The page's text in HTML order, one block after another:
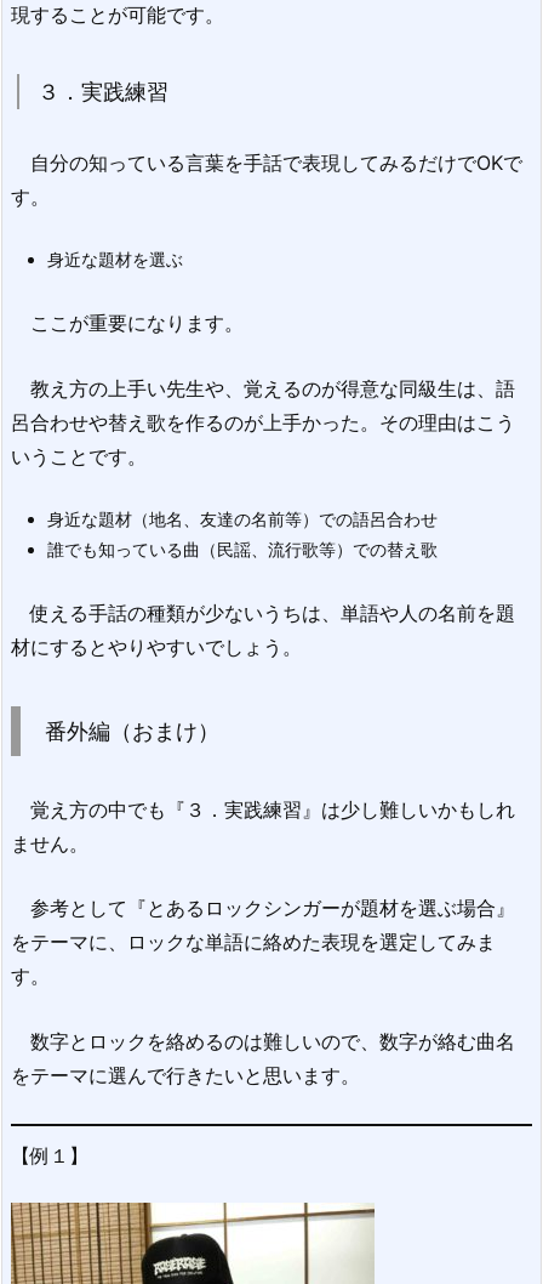
現することが可能です。
３．実践練習
自分の知っている言葉を手話で表現してみるだけでOKで
す。
身近な題材を選ぶ
ここが重要になります。
教え方の上手い先生や、覚えるのが得意な同級生は、語
呂合わせや替え歌を作るのが上手かった。その理由はこう
いうことです。
身近な題材（地名、友達の名前等）での語呂合わせ
誰でも知っている曲（民謡、流行歌等）での替え歌
使える手話の種類が少ないうちは、単語や人の名前を題
材にするとやりやすいでしょう。
番外編（おまけ）
覚え方の中でも『３．実践練習』は少し難しいかもしれ
ません。
参考として『とあるロックシンガーが題材を選ぶ場合』
をテーマに、ロックな単語に絡めた表現を選定してみま
す。
数字とロックを絡めるのは難しいので、数字が絡む曲名
をテーマに選んで行きたいと思います。
【例１】